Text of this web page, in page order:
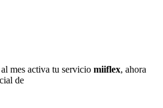
mes activa tu servicio miiflex, ahora
de